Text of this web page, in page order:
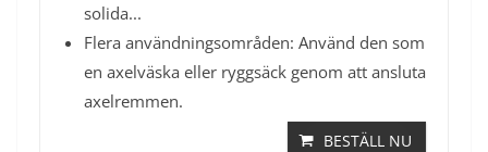
solida...
Flera användningsområden: Använd den som
en axelväska eller ryggsäck genom att ansluta
axelremmen.
BESTÄLL NU